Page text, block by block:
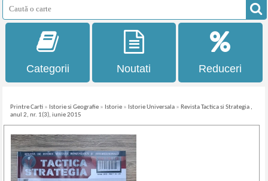
Categorii Noutati Reduceri
Printre Carti » Istorie si Geografie » Istorie » Istorie Universala » Revista Tactica si Strategia ,
anul 2, nr. 1(3), iunie 2015